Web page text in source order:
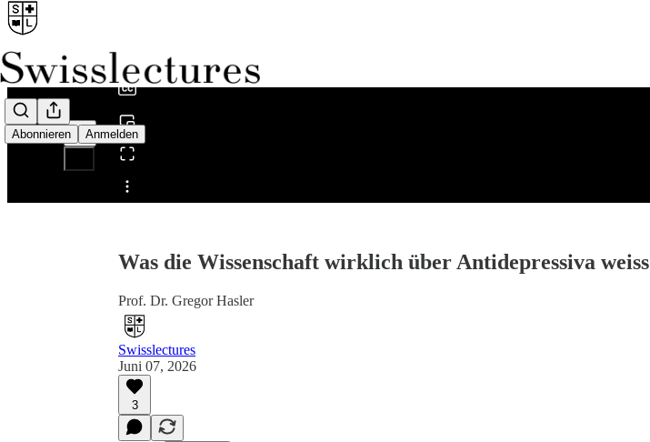
Abonnieren Anmelden
Teilen von 0:00
Was die Wissenschaft wirklich über Antidepressiva weiss
Prof. Dr. Gregor Hasler
Swisslectures
Juni 07, 2026
3